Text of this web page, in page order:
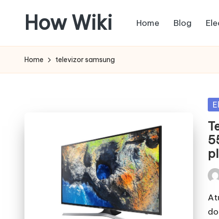
content
How Wiki
este
pentru
Home Blog
Home televizor samsung
by